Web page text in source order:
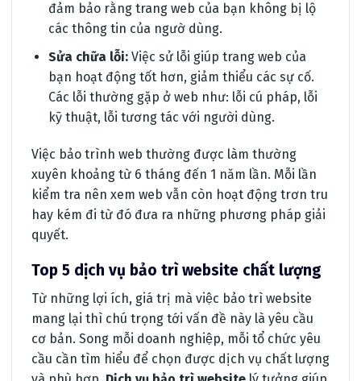
đảm bảo rằng trang web của bạn không bị lộ
các thông tin của ngườ dùng.
Sửa chữa lỗi:Việc sử lỗi giúp trang web của
bạn hoạt động tốt hơn, giảm thiểu các sự cố.
Các lỗi thường gặp ở web như: lỗi cú pháp, lỗi
kỹ thuật, lỗi tương tác với người dùng.
Việc bảo trình web thường được làm thường
xuyên khoảng từ 6 tháng đến 1 năm lần. Mỗi lần
kiểm tra nên xem web vẫn còn hoạt động trơn tru
hay kém đi từ đó đưa ra những phương pháp giải
quyết.
Top 5 dịch vụ bảo trì website chất lượng
Từ những lợi ích, giá trị mà việc bảo trì website
mang lại thì chú trọng tới vấn đề này là yêu cầu
cơ bản. Song mỗi doanh nghiệp, mỗi tổ chức yêu
cầu cần tìm hiểu để chọn được dịch vụ chất lượng